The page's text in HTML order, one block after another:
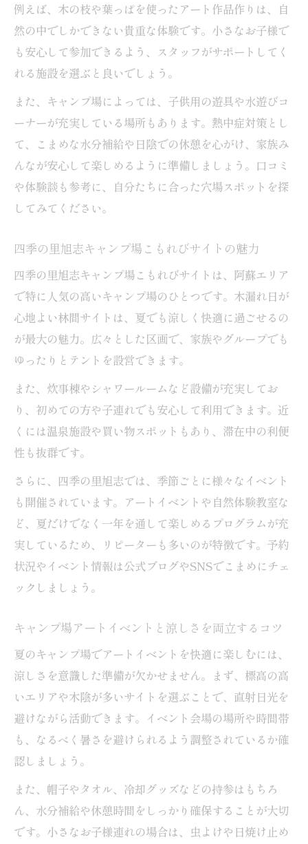
例えば、木の枝や葉っぱを使ったアート作品作りは、自
然の中でしかできない貴重な体験です。小さなお子様で
も安心して参加できるよう、スタッフがサポートしてく
れる施設を選ぶと良いでしょう。
また、キャンプ場によっては、子供用の遊具や水遊びコ
ーナーが充実している場所もあります。熱中症対策とし
て、こまめな水分補給や日陰での休憩を心がけ、家族み
んなが安心して楽しめるように準備しましょう。口コミ
や体験談も参考に、自分たちに合った穴場スポットを探
してみてください。
四季の里旭志キャンプ場こもれびサイトの魅力
四季の里旭志キャンプ場こもれびサイトは、阿蘇エリア
で特に人気の高いキャンプ場のひとつです。木漏れ日が
心地よい林間サイトは、夏でも涼しく快適に過ごせるの
が最大の魅力。広々とした区画で、家族やグループでも
ゆったりとテントを設営できます。
また、炊事棟やシャワールームなど設備が充実してお
り、初めての方や子連れでも安心して利用できます。近
くには温泉施設や買い物スポットもあり、滞在中の利便
性も抜群です。
さらに、四季の里旭志では、季節ごとに様々なイベント
も開催されています。アートイベントや自然体験教室な
ど、夏だけでなく一年を通して楽しめるプログラムが充
実しているため、リピーターも多いのが特徴です。予約
状況やイベント情報は公式ブログやSNSでこまめにチェ
ックしましょう。
キャンプ場アートイベントと涼しさを両立するコツ
夏のキャンプ場でアートイベントを快適に楽しむには、
涼しさを意識した準備が欠かせません。まず、標高の高
いエリアや木陰が多いサイトを選ぶことで、直射日光を
避けながら活動できます。イベント会場の場所や時間帯
も、なるべく暑さを避けられるよう調整されているか確
認しましょう。
また、帽子やタオル、冷却グッズなどの持参はもちろ
ん、水分補給や休憩時間をしっかり確保することが大切
です。小さなお子様連れの場合は、虫よけや日焼け止め